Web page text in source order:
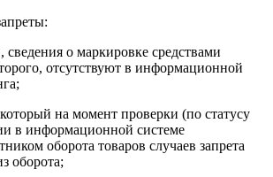
о маркировке средствами
отсутствуют в информационной
на момент проверки (по статусу
в информационной системе
оборота товаров случаев запрета
оборота;